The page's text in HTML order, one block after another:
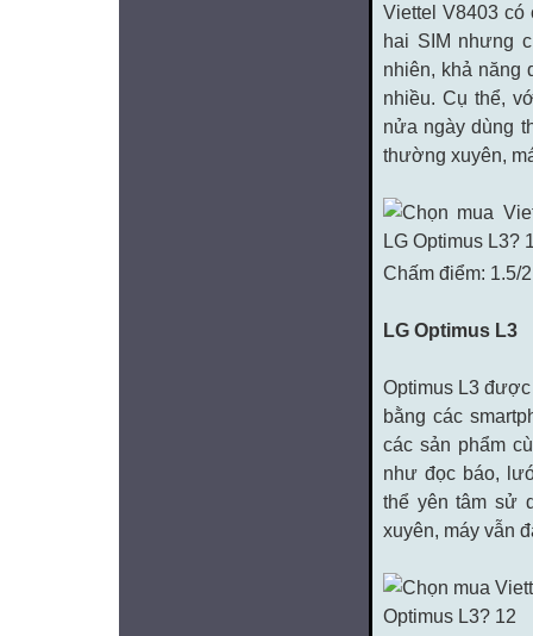
Viettel V8403 có
hai SIM nhưng
nhiên, khả năng
nhiều. Cụ thể,
nửa ngày dùng
thường xuyên,
Chấm điểm: 1.5/2
LG Optimus L3
Optimus L3
bằng các
các sản phẩm
như đọc báo,
thể yên tâm sử
xuyên, máy vẫn